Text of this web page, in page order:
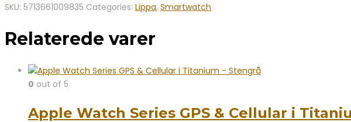
SKU: 5713661009835 Categories: Lippa, Smartwatch
Relaterede varer
0 out of 5
Apple Watch Series GPS & Cellular i